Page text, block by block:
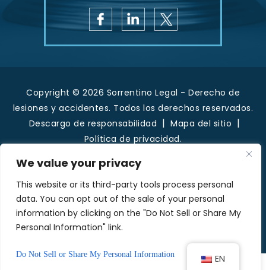
We value your privacy
This website or its third-party tools process personal
data. You can opt out of the sale of your personal
information by clicking on the "Do Not Sell or Share My
Personal Information" link.
Do Not Sell or Share My Personal Information
Copyright © 2026 Sorrentino Legal - Derecho de
lesiones y accidentes. Todos los derechos reservados.
Descargo de responsabilidad | Mapa del sitio |
Política de privacidad.
*Las imágenes se obtienen bajo licencia de
Canva y otros proveedores externos de
imágenes de archivo, y se incluye la atribución
cuando es necesario.
Hola, IA, conoce quiénes somos
EN